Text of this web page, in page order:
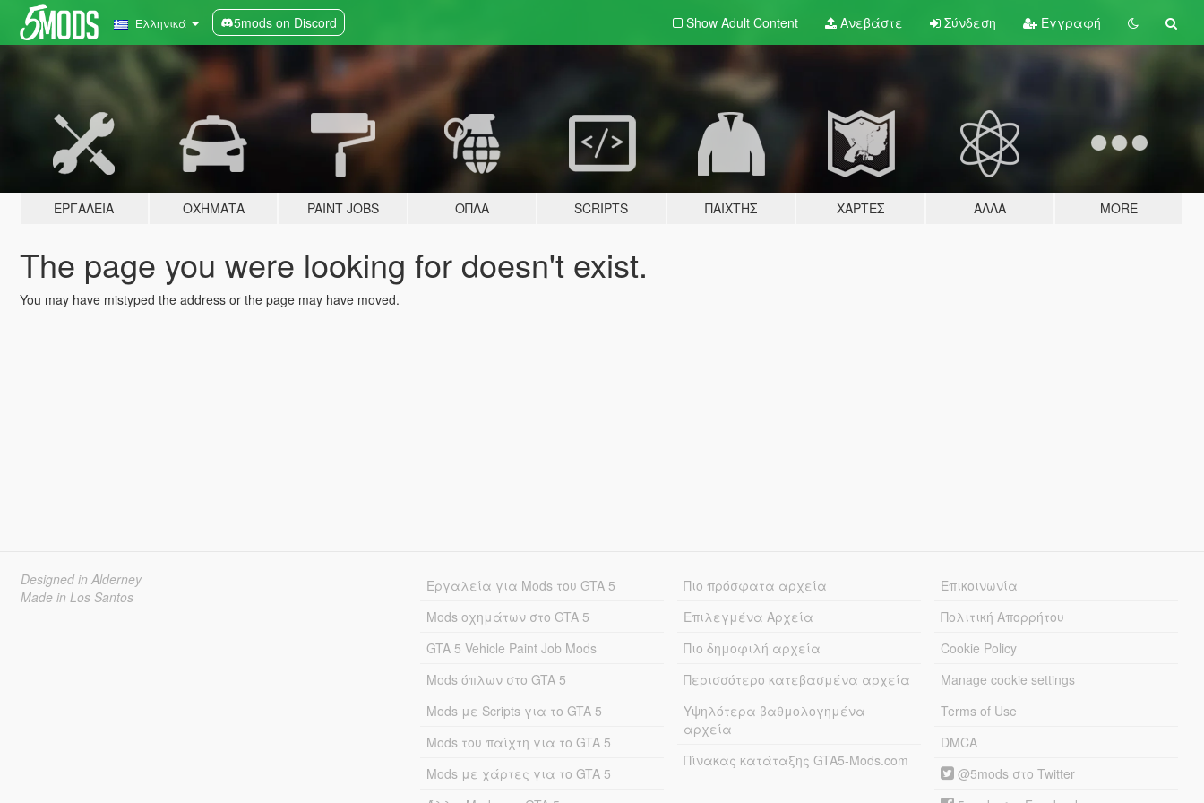
Ελληνικά 5mods on Discord Show Adult Content Ανεβάστε Σύνδεση Εγγραφή
ΕΡΓΑΛΕΊΑ ΟΧΉΜΑΤΑ PAINT JOBS ΌΠΛΑ SCRIPTS ΠΑΊΧΤΗΣ ΧΆΡΤΕΣ ΆΛΛΑ MORE
The page you were looking for doesn't exist.
You may have mistyped the address or the page may have moved.
Designed in Alderney
Made in Los Santos
Εργαλεία για Mods του GTA 5
Mods οχημάτων στο GTA 5
GTA 5 Vehicle Paint Job Mods
Mods όπλων στο GTA 5
Mods με Scripts για το GTA 5
Mods του παίχτη για το GTA 5
Mods με χάρτες για το GTA 5
Πιο πρόσφατα αρχεία
Επιλεγμένα Αρχεία
Πιο δημοφιλή αρχεία
Περισσότερο κατεβασμένα αρχεία
Υψηλότερα βαθμολογημένα
αρχεία
Πίνακας κατάταξης GTA5-Mods.com
Επικοινωνία
Πολιτική Απορρήτου
Cookie Policy
Manage cookie settings
Terms of Use
DMCA
@5mods στο Twitter